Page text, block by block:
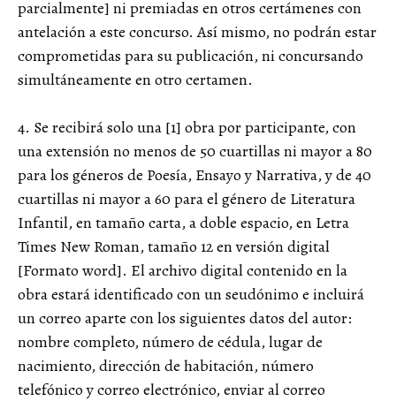
parcialmente] ni premiadas en otros certámenes con
antelación a este concurso. Así mismo, no podrán estar
comprometidas para su publicación, ni concursando
simultáneamente en otro certamen.
4. Se recibirá solo una [1] obra por participante, con
una extensión no menos de 50 cuartillas ni mayor a 80
para los géneros de Poesía, Ensayo y Narrativa, y de 40
cuartillas ni mayor a 60 para el género de Literatura
Infantil, en tamaño carta, a doble espacio, en Letra
Times New Roman, tamaño 12 en versión digital
[Formato word]. El archivo digital contenido en la
obra estará identificado con un seudónimo e incluirá
un correo aparte con los siguientes datos del autor:
nombre completo, número de cédula, lugar de
nacimiento, dirección de habitación, número
telefónico y correo electrónico, enviar al correo